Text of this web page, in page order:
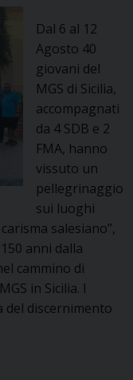
Dal 6 al 12
Agosto 40
giovani del
MGS di Sicilia,
accompagnati
da 4 SDB e 2
FMA, hanno
vissuto un
pellegrinaggio
sui luoghi
salesiano”,
anni dalla
cammino di
in Sicilia. I
discernimento